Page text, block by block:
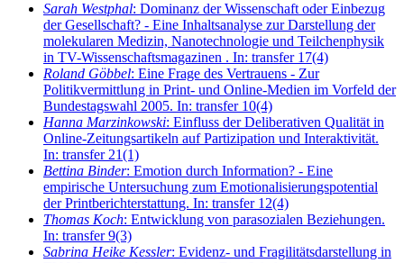
Sarah Westphal: Dominanz der Wissenschaft oder Einbezug
der Gesellschaft? - Eine Inhaltsanalyse zur Darstellung der
molekularen Medizin, Nanotechnologie und Teilchenphysik
in TV-Wissenschaftsmagazinen . In: transfer 17(4)
Roland Göbbel: Eine Frage des Vertrauens - Zur
Politikvermittlung in Print- und Online-Medien im Vorfeld der
Bundestagswahl 2005. In: transfer 10(4)
Hanna Marzinkowski: Einfluss der Deliberativen Qualität in
Online-Zeitungsartikeln auf Partizipation und Interaktivität.
In: transfer 21(1)
Bettina Binder: Emotion durch Information? - Eine
empirische Untersuchung zum Emotionalisierungspotential
der Printberichterstattung. In: transfer 12(4)
Thomas Koch: Entwicklung von parasozialen Beziehungen.
In: transfer 9(3)
Sabrina Heike Kessler: Evidenz- und Fragilitätsdarstellung in